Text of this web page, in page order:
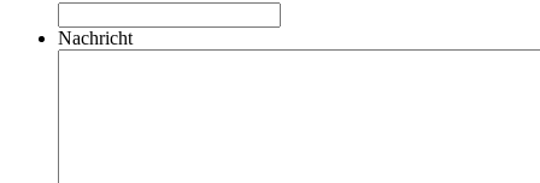
Nachricht